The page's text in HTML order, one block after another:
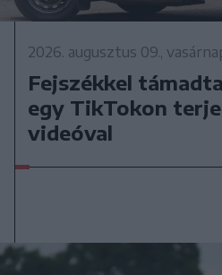
2026. augusztus 09.,
Fejszékkel
egy TikTokon
videóval